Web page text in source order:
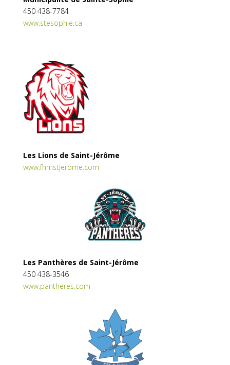
450 438-7784
www.stesophie.ca
Les Lions de Saint-Jérôme
www.fhmstjerome.com
Les Panthères de Saint-Jérôme
450 438-3546
www.pantheres.com